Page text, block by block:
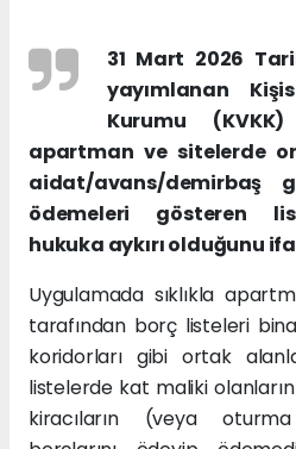
31 Mart 2026
yayımlanan
Kurumu
apartman ve sitelerde
aidat/avans/demirbaş
ödemeleri gösteren
hukuka aykırı olduğunu
Uygulamada sıklıkla
tarafından borç listeleri
koridorları gibi ortak
listelerde kat maliki
kiracıların (veya